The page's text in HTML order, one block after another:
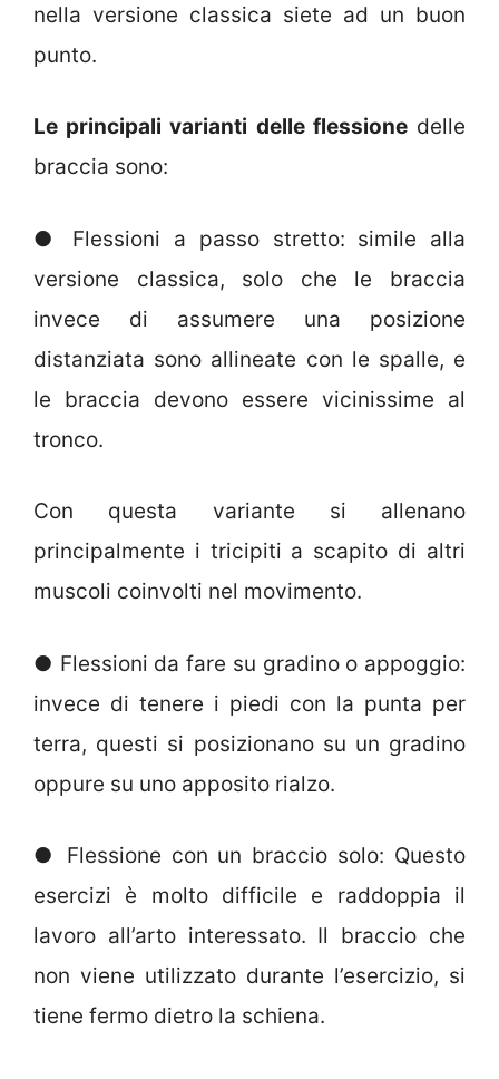
nella versione classica siete ad un buon
punto.
Le principali varianti delle flessionedelle
braccia sono:
● Flessioni a passo stretto: simile alla
versione classica, solo che le braccia
invece di assumere una posizione
distanziata sono allineate con le spalle, e
le braccia devono essere vicinissime al
tronco.
Con questa variante si allenano
principalmente i tricipiti a scapito di altri
muscoli coinvolti nel movimento.
● Flessioni da fare su gradino o appoggio:
invece di tenere i piedi con la punta per
terra, questi si posizionano su un gradino
oppure su uno apposito rialzo.
● Flessione con un braccio solo: Questo
esercizi è molto difficile e raddoppia il
lavoro all’arto interessato. Il braccio che
non viene utilizzato durante l’esercizio, si
tiene fermo dietro la schiena.